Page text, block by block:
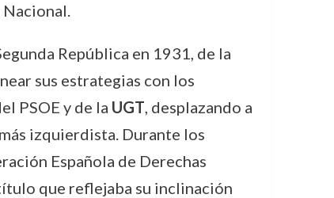
Nacional.
República en 1931, de la
sus estrategias con los
PSOE y de la UGT, desplazando a
izquierdista. Durante los
Española de Derechas
que reflejaba su inclinación